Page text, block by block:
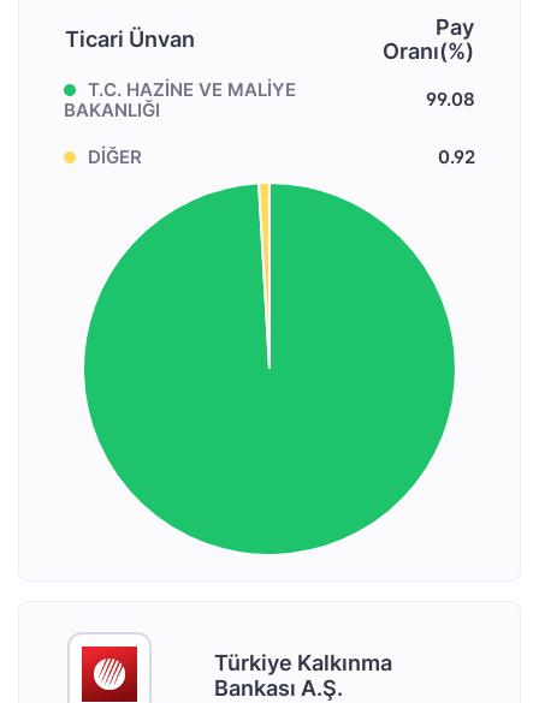
Ticari Ünvan
Pay
Oranı(%)
T.C. HAZİNE VE MALİYE
BAKANLIĞI
99.08
DİĞER 0.92
Türkiye Kalkınma
Bankası A.Ş.